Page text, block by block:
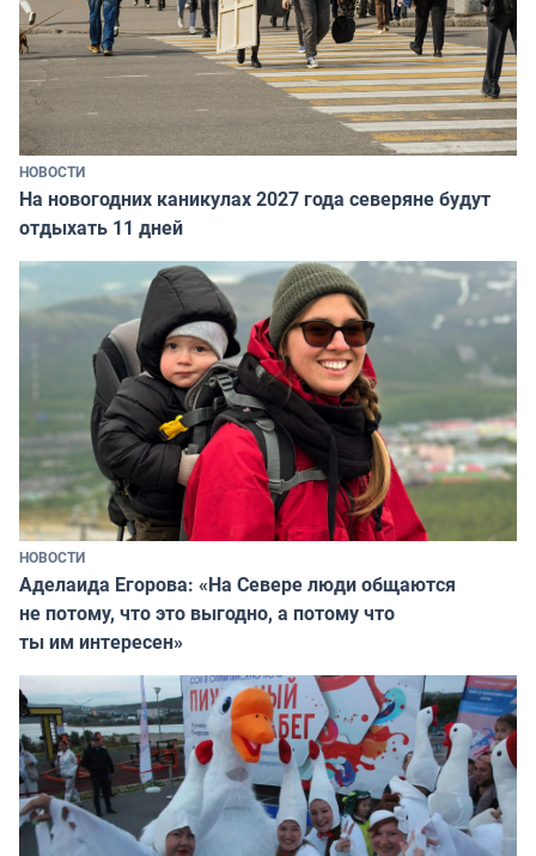
НОВОСТИ
На новогодних каникулах 2027 года северяне будут
отдыхать 11 дней
НОВОСТИ
Аделаида Егорова: «На Севере люди общаются
не потому, что это выгодно, а потому что
ты им интересен»